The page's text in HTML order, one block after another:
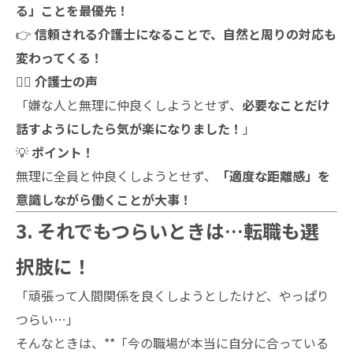
る」ことを最優先！
👉 信頼される介護士になることで、自然と周りの対応も
変わってくる！
👩‍⚕️ 介護士の声
「嫌な人と無理に仲良くしようとせず、 必要なことだけ
話すようにしたら気が楽になりました！ 」
💡 ポイント！
無理に全員と仲良くしようとせず、
「適度な距離感」を
意識しながら働くことが大事！
3. それでもつらいときは…転職も選
択肢に！
「頑張って人間関係を良くしようとしたけど、やっぱり
つらい…」
そんなときは、**「今の職場が本当に自分に合っている